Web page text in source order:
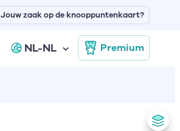
NL-NL Premium
Jouw zaak op de knooppuntenkaart?